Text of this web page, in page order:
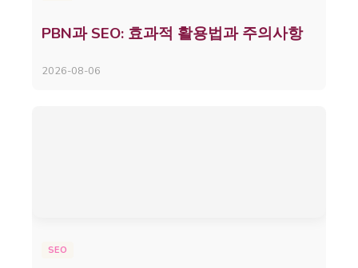
PBN과 SEO: 효과적 활용법과 주의사항
2026-08-06
SEO